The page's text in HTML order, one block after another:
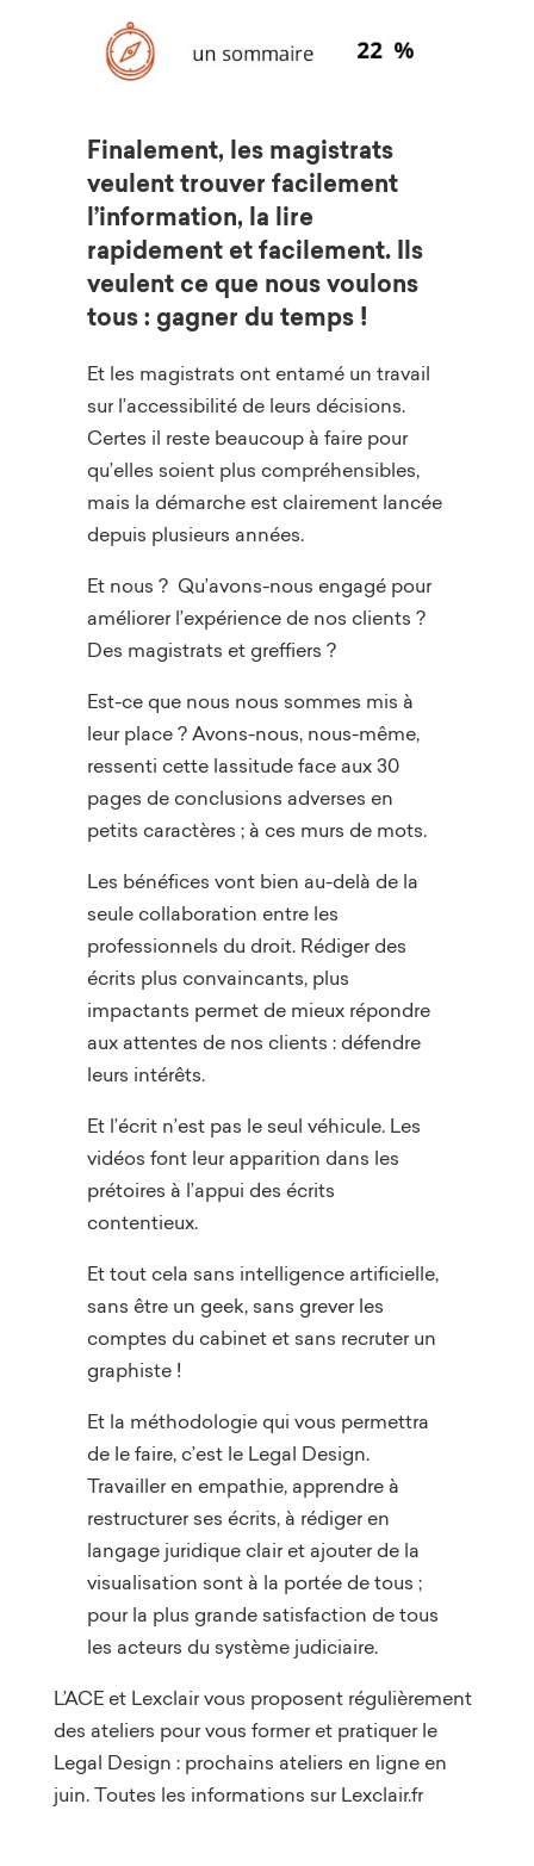
Finalement, les magistrats
veulent trouver facilement
l’information, la lire
rapidement et facilement. Ils
veulent ce que nous voulons
tous : gagner du temps !
Et les magistrats ont entamé un travail
sur l’accessibilité de leurs décisions.
Certes il reste beaucoup à faire pour
qu’elles soient plus compréhensibles,
mais la démarche est clairement lancée
depuis plusieurs années.
Et nous ? Qu’avons-nous engagé pour
améliorer l’expérience de nos clients ?
Des magistrats et greffiers ?
Est-ce que nous nous sommes mis à
leur place ? Avons-nous, nous-même,
ressenti cette lassitude face aux 30
pages de conclusions adverses en
petits caractères ; à ces murs de mots.
Les bénéfices vont bien au-delà de la
seule collaboration entre les
professionnels du droit. Rédiger des
écrits plus convaincants, plus
impactants permet de mieux répondre
aux attentes de nos clients : défendre
leurs intérêts.
Et l’écrit n’est pas le seul véhicule. Les
vidéos font leur apparition dans les
prétoires à l’appui des écrits
contentieux.
Et tout cela sans intelligence artificielle,
sans être un geek, sans grever les
comptes du cabinet et sans recruter un
graphiste !
Et la méthodologie qui vous permettra
de le faire, c’est le Legal Design.
Travailler en empathie, apprendre à
restructurer ses écrits, à rédiger en
langage juridique clair et ajouter de la
visualisation sont à la portée de tous ;
pour la plus grande satisfaction de tous
les acteurs du système judiciaire.
L’ACE et Lexclair vous proposent régulièrement
des ateliers pour vous former et pratiquer le
Legal Design : prochains ateliers en ligne en
juin. Toutes les informations surLexclair.fr